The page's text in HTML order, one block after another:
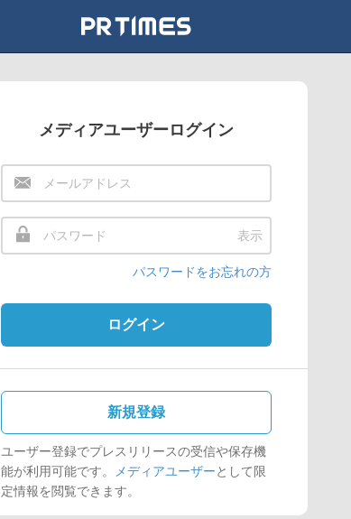
メディアユーザーログイン
表示
パスワードをお忘れの方
ログイン
新規登録
ユーザー登録でプレスリリースの受信や保存機
能が利用可能です。
メディアユーザーとして限
定情報を閲覧できます。